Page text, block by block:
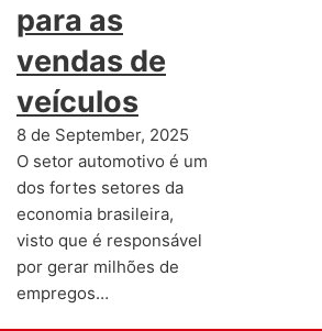
para as
vendas de
veículos
8 de September, 2025
O setor automotivo é um
dos fortes setores da
economia brasileira,
visto que é responsável
por gerar milhões de
empregos…